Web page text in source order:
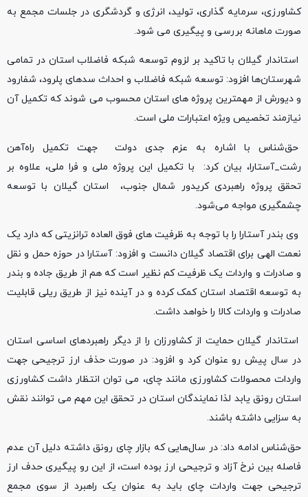
کشاورزی، سرمایه گذاری، تولید، انرژی و گردشگری در جلسات مجمع به
صورت ماهانه بررسی و پیگیری می شود.
استاندار گیلان با تاکید بر لزوم توسعه شبکه فاضلاب استان در تمامی
شهرستان‌ها افزود: توسعه شبکه فاضلاب و احداث سدهای پلرود، شفارود
و دیورش از مهمترین پروژه های استان محسوب می شوند که تکمیل آن
نیازمند تخصیص ویژه اعتبارات ملی است.
حق‌شناس با اشاره به عزم جدی دولت جهت تکمیل راه‌آهن
رشت_آستارا، بیان کرد: با تکمیل این پروژه ملی و فرا ملی، علاوه بر
تحقق پروژه راهبردی کریدور شمال جنوب، استان گیلان با توسعه
چشمگیری مواجه می‌شود.
وی بندر آستارا را با توجه به ظرفیت های فوق العاده ترانزیتی که دارد یک
نعمت الهی برای اقتصاد گیلان دانست و افزود: آستارا در حوزه حمل و نقل
و صادرات و واردات یک ظرفیت کم نظیر است که هم از طریق جاده و بندر
به توسعه اقتصاد استان کمک کرده و در آینده نیز از طریق ریلی قابلیت
صادرات و واردات کالا را خواهد داشت.
استاندار گیلان حمایت از کشاورزان را از دیگر راهبردهای اساسی استان
در سال پیش رو عنوان کرد و افزود: در صورت حذف ارز ترجیحی جهت
واردات محصولات کشاورزی مانند چای، می توان انتظار داشت کشاورزی
استان رونق یابد لذا نمایندگان استان در تحقق این مهم می توانند نقش
به سزایی داشته باشند.
حق‌شناس ادامه داد: در سال‌هایی که بازار چای رونق داشته دلیل آن عدم
فاصله بین نرخ آزاد و ترجیحی ارز بوده است، از این رو پیگیری حدف ارز
ترجیحی جهت واردات چای باید به عنوان یک راهبرد از سوی مجمع